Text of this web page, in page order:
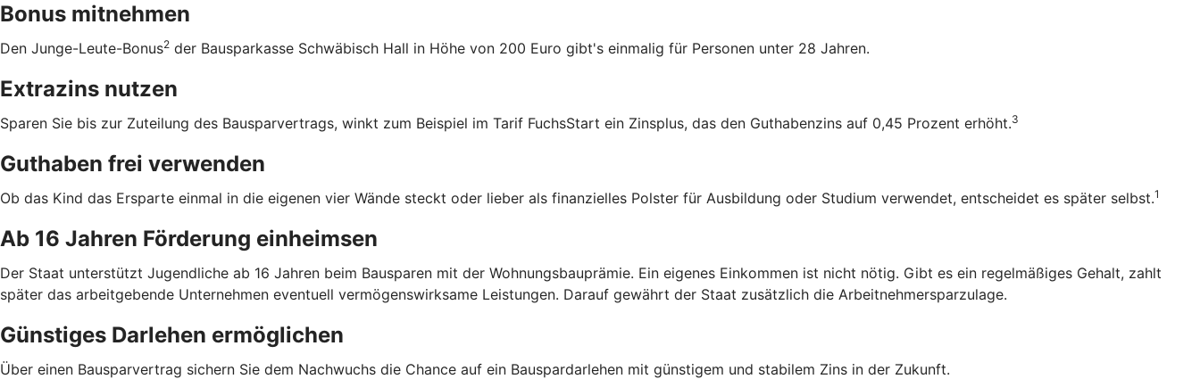
Bonus mitnehmen
Den Junge-Leute-Bonus2 der Bausparkasse Schwäbisch Hall in Höhe von 200 Euro gibt's einmalig für Personen unter 28 Jahren.
Extrazins nutzen
Sparen Sie bis zur Zuteilung des Bausparvertrags, winkt zum Beispiel im Tarif FuchsStart ein Zinsplus, das den Guthabenzins auf 0,45 Prozent erhöht.3
Guthaben frei verwenden
Ob das Kind das Ersparte einmal in die eigenen vier Wände steckt oder lieber als finanzielles Polster für Ausbildung oder Studium verwendet, entscheidet es später selbst.1
Ab 16 Jahren Förderung einheimsen
Der Staat unterstützt Jugendliche ab 16 Jahren beim Bausparen mit der Wohnungsbauprämie. Ein eigenes Einkommen ist nicht nötig. Gibt es ein regelmäßiges Gehalt, zahlt
später das arbeitgebende Unternehmen eventuell vermögenswirksame Leistungen. Darauf gewährt der Staat zusätzlich die Arbeitnehmer­spar­zulage.
Günstiges Darlehen ermöglichen
Über einen Bausparvertrag sichern Sie dem Nachwuchs die Chance auf ein Bauspardarlehen mit günstigem und stabilem Zins in der Zukunft.